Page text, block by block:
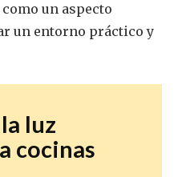
un aspecto
un entorno práctico y
luz
cocinas